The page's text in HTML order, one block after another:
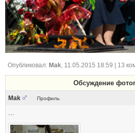
Опубликовал: Mak, 11.05.2015 18:59 | 13
Обсуждение
Mak Профиль
...